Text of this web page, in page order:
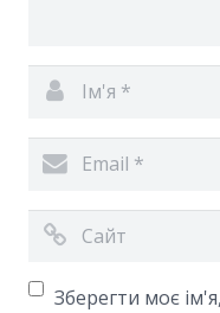
Зберегти моє